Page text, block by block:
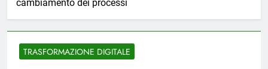
cambiamento dei processi
TRASFORMAZIONE DIGITALE